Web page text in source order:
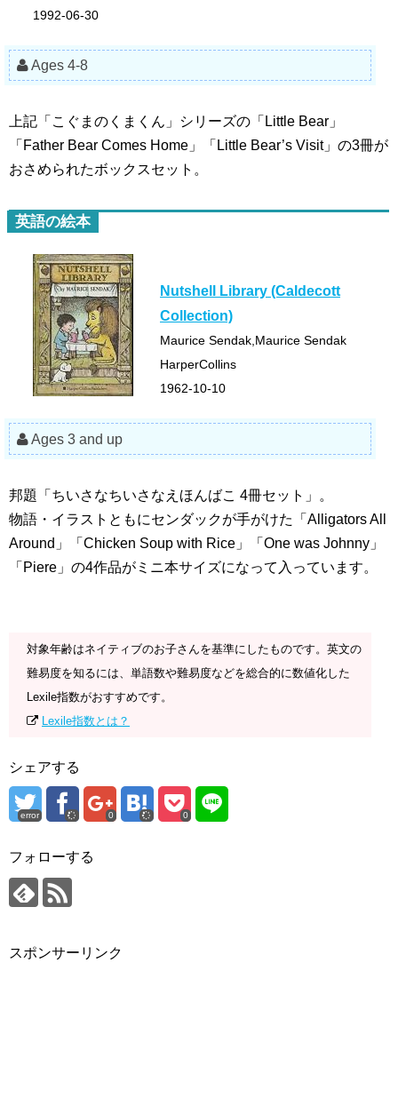
1992-06-30
Ages 4-8
上記「こぐまのくまくん」シリーズの「Little Bear」
「Father Bear Comes Home」「Little Bear’s Visit」の3冊が
おさめられたボックスセット。
英語の絵本
Nutshell Library (Caldecott
Collection)
Maurice Sendak,Maurice Sendak
HarperCollins
1962-10-10
Ages 3 and up
邦題「ちいさなちいさなえほんばこ 4冊セット」。
物語・イラストともにセンダックが手がけた「Alligators All
Around」「Chicken Soup with Rice」「One was Johnny」
「Piere」の4作品がミニ本サイズになって入っています。
対象年齢はネイティブのお子さんを基準にしたものです。英文の
難易度を知るには、単語数や難易度などを総合的に数値化した
Lexile指数がおすすめです。
Lexile指数とは？
シェアする
error 0 0
フォローする
スポンサーリンク